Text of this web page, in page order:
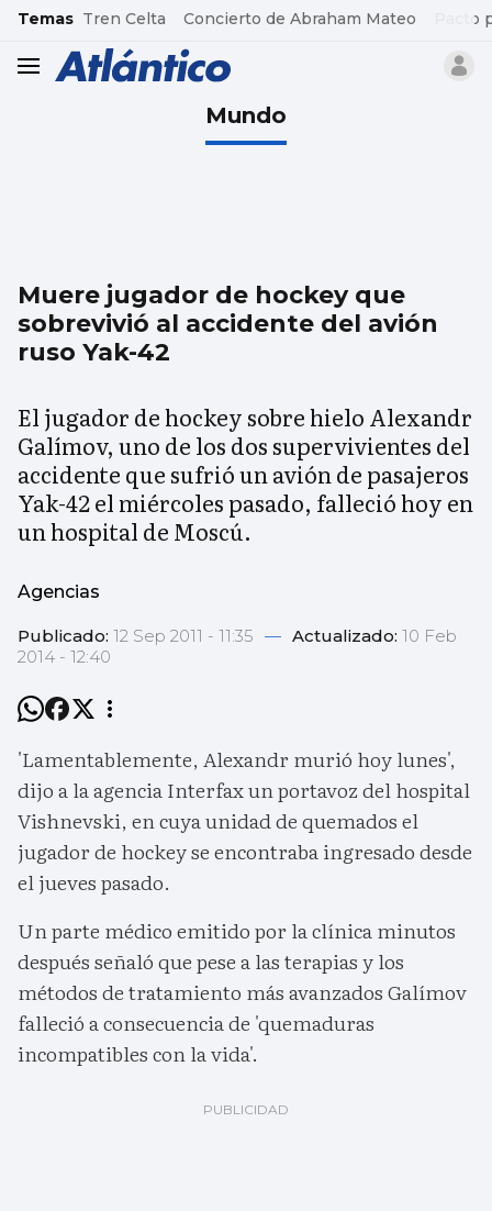
common.go-to-content
Temas Tren Celta Concierto de Abraham Mateo Pacto
header.menu.open
Mundo
Muere jugador de hockey que
sobrevivió al accidente del avión
ruso Yak-42
El jugador de hockey sobre hielo Alexandr
Galímov, uno de los dos supervivientes del
accidente que sufrió un avión de pasajeros
Yak-42 el miércoles pasado, falleció hoy en
un hospital de Moscú.
Agencias
Publicado: 12 Sep 2011 - 11:35 — Actualizado: 10 Feb
2014 - 12:40
'Lamentablemente, Alexandr murió hoy lunes',
dijo a la agencia Interfax un portavoz del hospital
Vishnevski, en cuya unidad de quemados el
jugador de hockey se encontraba ingresado desde
el jueves pasado.
Un parte médico emitido por la clínica minutos
después señaló que pese a las terapias y los
métodos de tratamiento más avanzados Galímov
falleció a consecuencia de 'quemaduras
incompatibles con la vida'.